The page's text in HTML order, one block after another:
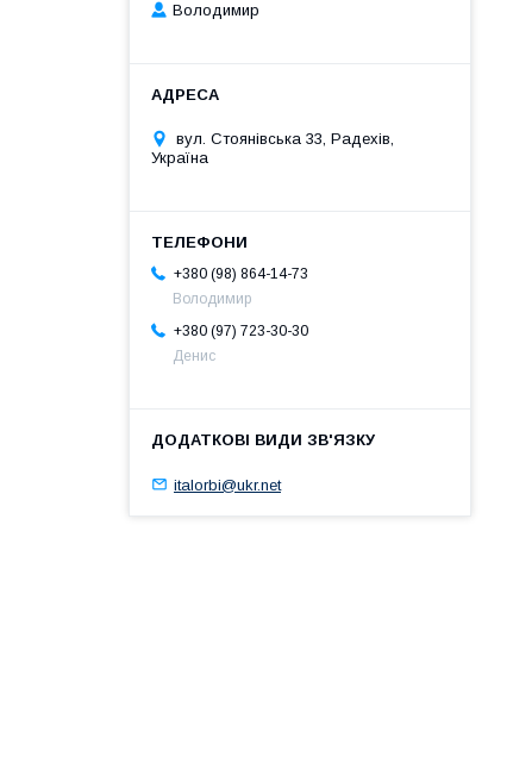
Володимир
вул. Стоянівська 33, Радехів,
Україна
+380 (98) 864-14-73
Володимир
+380 (97) 723-30-30
Денис
italorbi@ukr.net